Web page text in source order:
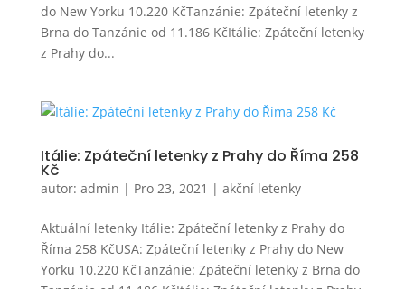
do New Yorku 10.220 KčTanzánie: Zpáteční letenky z
Brna do Tanzánie od 11.186 KčItálie: Zpáteční letenky
z Prahy do...
Itálie: Zpáteční letenky z Prahy do Říma 258
Kč
autor: admin | Pro 23, 2021 | akční letenky
Aktuální letenky Itálie: Zpáteční letenky z Prahy do
Říma 258 KčUSA: Zpáteční letenky z Prahy do New
Yorku 10.220 KčTanzánie: Zpáteční letenky z Brna do